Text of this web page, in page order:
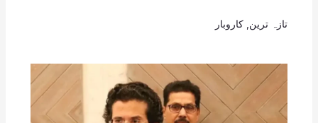
تازہ ترین کاروبار